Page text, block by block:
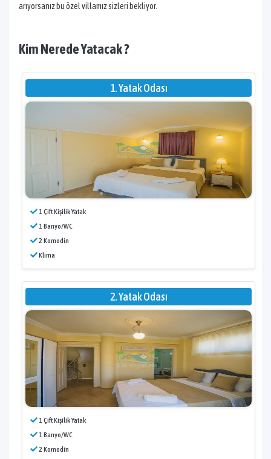
arıyorsanız bu özel villamız sizleri bekliyor.
Kim Nerede Yatacak ?
1. Yatak Odası
1 Çift Kişilik Yatak
1 Banyo/WC
2 Komodin
Klima
2. Yatak Odası
1 Çift Kişilik Yatak
1 Banyo/WC
2 Komodin